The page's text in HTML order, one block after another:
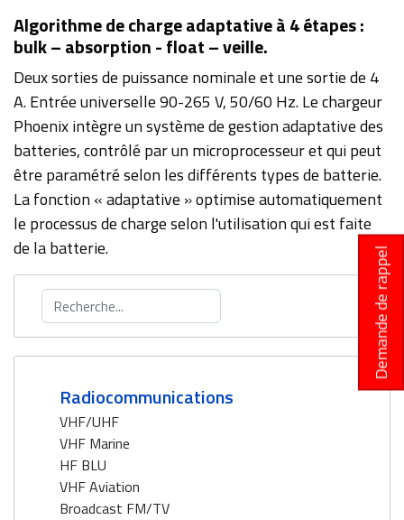
Algorithme de charge adaptative à 4 étapes :
bulk – absorption - float – veille.
Deux sorties de puissance nominale et une sortie de 4
A. Entrée universelle 90-265 V, 50/60 Hz. Le chargeur
Phoenix intègre un système de gestion adaptative des
batteries, contrôlé par un microprocesseur et qui peut
être paramétré selon les différents types de batterie.
La fonction « adaptative » optimise automatiquement
le processus de charge selon l'utilisation qui est faite
de la batterie.
Rechercher
Radiocommunications
VHF/UHF
VHF Marine
HF BLU
VHF Aviation
Broadcast FM/TV
Demande de rappel